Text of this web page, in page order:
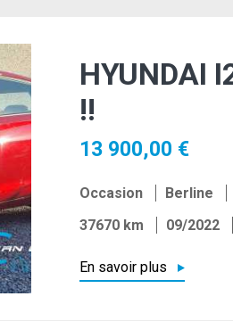
HYUNDAI
!!
13 900,00 €
Occasion Berline
37670 km
09/2022
En savoir plus